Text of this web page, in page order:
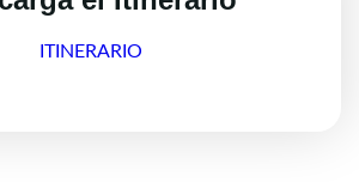
ITINERARIO